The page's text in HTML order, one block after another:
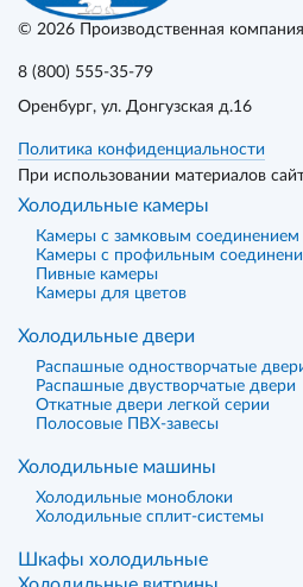
© 2026 Производственная
8 (800) 555-35-79
Оренбург, ул. Донгузская д.16
Политика конфиденциальности
При использовании материалов
Холодильные камеры
Камеры с замковым соединением
Камеры с профильным
Пивные камеры
Камеры для цветов
Холодильные двери
Распашные одностворчатые
Распашные двустворчатые двери
Откатные двери легкой серии
Полосовые ПВХ-завесы
Холодильные машины
Холодильные моноблоки
Холодильные сплит-системы
Шкафы холодильные